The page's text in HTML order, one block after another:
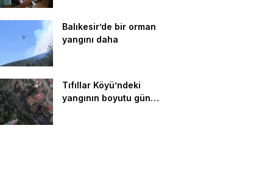
Balıkesir’de bir orman
yangını daha
Tıfıllar Köyü’ndeki
yangının boyutu gün